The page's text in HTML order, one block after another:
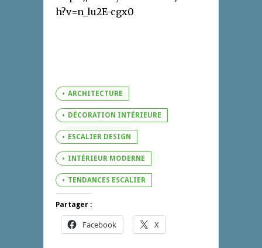
h?v=n_lu2E-cgx0
ARCHITECTURE
DÉCORATION INTÉRIEURE
ESCALIER DESIGN
INTÉRIEUR MODERNE
TENDANCES ESCALIER
Partager :
Facebook X